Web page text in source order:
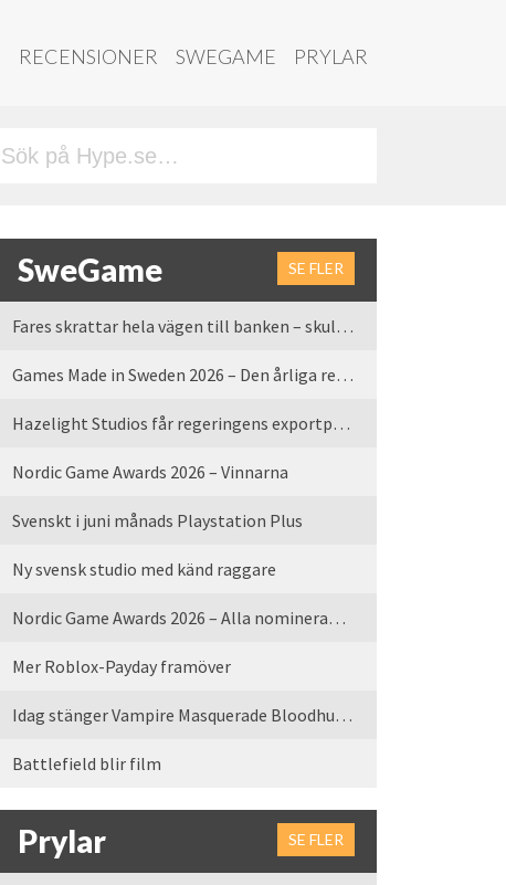
RECENSIONER SWEGAME PRYLAR
SweGame SE FLER
Fares skrattar hela vägen till banken – skulle vi tro
Games Made in Sweden 2026 – Den årliga rean är tillbaka
Hazelight Studios får regeringens exportpris 2025
Nordic Game Awards 2026 – Vinnarna
Svenskt i juni månads Playstation Plus
Ny svensk studio med känd raggare
Nordic Game Awards 2026 – Alla nominerade spel
Mer Roblox-Payday framöver
Idag stänger Vampire Masquerade Bloodhunt servrarna
Battlefield blir film
Prylar SE FLER